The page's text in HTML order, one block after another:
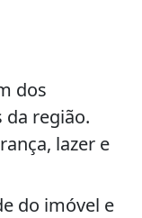
dos
região.
lazer e
do imóvel e